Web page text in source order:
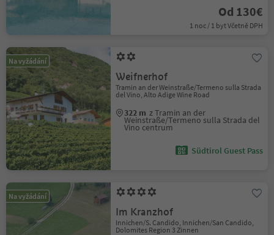
Od 130€
1 noc / 1 byt Včetně DPH
Na vyžádání
Weifnerhof
Tramin an der Weinstraße/Termeno sulla Strada
del Vino, Alto Adige Wine Road
322 m z Tramin an der
Weinstraße/Termeno sulla Strada del
Vino centrum
Südtirol Guest Pass
Na vyžádání
Im Kranzhof
Innichen/S. Candido, Innichen/San Candido,
Dolomites Region 3 Zinnen